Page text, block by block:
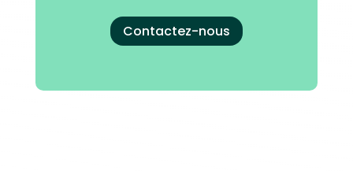
Contactez-nous